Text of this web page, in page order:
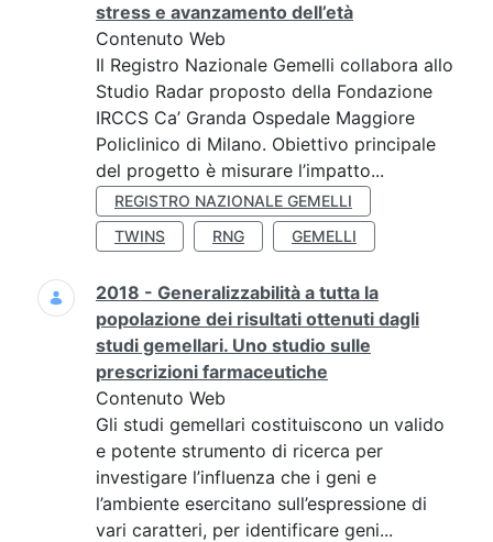
stress e avanzamento dell’età
Contenuto Web
Il Registro Nazionale Gemelli collabora allo
Studio Radar proposto della Fondazione
IRCCS Ca’ Granda Ospedale Maggiore
Policlinico di Milano. Obiettivo principale
del progetto è misurare l’impatto...
REGISTRO NAZIONALE GEMELLI
TWINS
RNG GEMELLI
2018 - Generalizzabilità a tutta la
popolazione dei risultati ottenuti dagli
studi gemellari. Uno studio sulle
prescrizioni farmaceutiche
Contenuto Web
Gli studi gemellari costituiscono un valido
e potente strumento di ricerca per
investigare l’influenza che i geni e
l’ambiente esercitano sull’espressione di
vari caratteri, per identificare geni...